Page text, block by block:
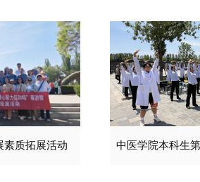
中医学院本科生第一党支部开展主题党日活动